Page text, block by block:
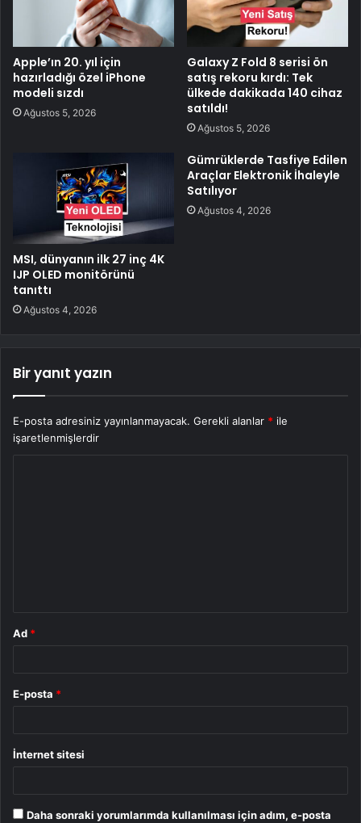
Apple’ın 20. yıl için
hazırladığı özel iPhone
modeli sızdı
Ağustos 5, 2026
Galaxy Z Fold 8 serisi ön
satış rekoru kırdı: Tek
ülkede dakikada 140 cihaz
satıldı!
Ağustos 5, 2026
MSI, dünyanın ilk 27 inç 4K
IJP OLED monitörünü
tanıttı
Ağustos 4, 2026
Gümrüklerde Tasfiye Edilen
Araçlar Elektronik İhaleyle
Satılıyor
Ağustos 4, 2026
Bir yanıt yazın
E-posta adresiniz yayınlanmayacak. Gerekli alanlar * ile
işaretlenmişlerdir
Ad *
E-posta *
İnternet sitesi
Daha sonraki yorumlarımda kullanılması için adım, e-posta